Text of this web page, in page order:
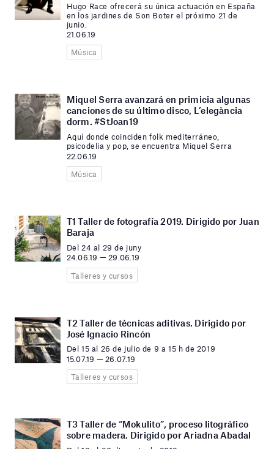
Hugo Race ofrecerá su única actuación en España
en los jardines de Son Boter el próximo 21 de
junio.
21.06.19
Música
Miquel Serra avanzará en primicia algunas
canciones de su último disco, L’elegància
dorm. #StJoan19
Aquí donde coinciden folk mediterráneo,
psicodelia y pop, se encuentra Miquel Serra
22.06.19
Música
T1 Taller de fotografía 2019. Dirigido por Juan
Baraja
Del 24 al 29 de juny
24.06.19 — 29.06.19
Talleres y cursos
T2 Taller de técnicas aditivas. Dirigido por
José Ignacio Rincón
Del 15 al 26 de julio de 9 a 15 h de 2019
15.07.19 — 26.07.19
Talleres y cursos
T3 Taller de “Mokulito”, proceso litográfico
sobre madera. Dirigido por Ariadna Abadal